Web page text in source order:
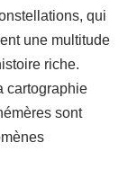
qui
une multitude
riche.
cartographie
sont